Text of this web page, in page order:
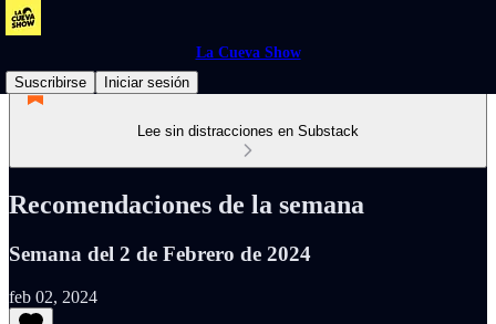
La Cueva Show
Suscribirse
Iniciar sesión
Lee sin distracciones en Substack
Recomendaciones de la semana
Semana del 2 de Febrero de 2024
feb 02, 2024